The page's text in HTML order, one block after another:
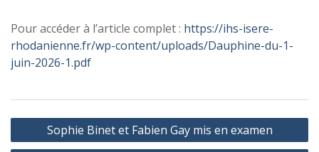
Pour accéder à l’article complet : https://ihs-isere-
rhodanienne.fr/wp-content/uploads/Dauphine-du-1-
juin-2026-1.pdf
Navigation
de
Sophie Binet et Fabien Gay mis en examen